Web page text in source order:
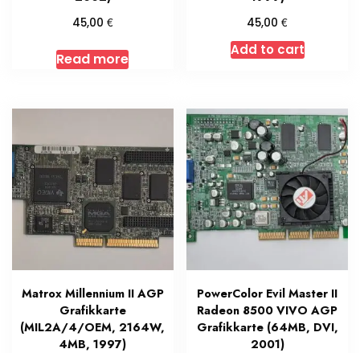
45,00 €
Read more
45,00€
Add to cart
Matrox Millennium II AGP
Grafikkarte
(MIL2A/4/OEM, 2164W,
4MB, 1997)
PowerColor Evil Master II
Radeon 8500 VIVO AGP
Grafikkarte (64MB, DVI,
2001)